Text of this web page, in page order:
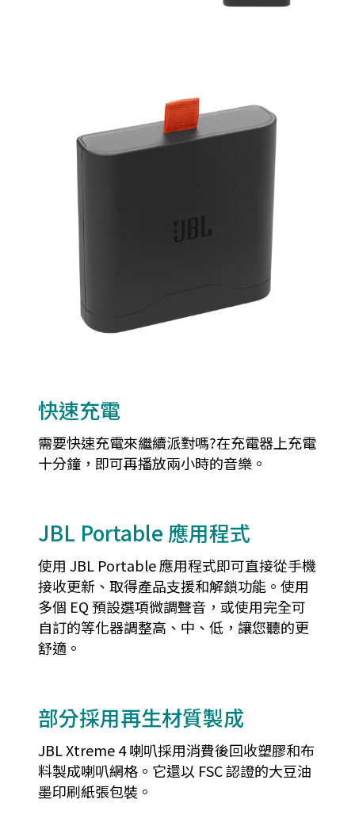
快速充電
需要快速充電來繼續派對嗎?在充電器上充電
十分鐘，即可再播放兩小時的音樂。
JBL Portable 應用程式
使用 JBL Portable 應用程式即可直接從手機
接收更新、取得產品支援和解鎖功能。使用
多個 EQ 預設選項微調聲音，或使用完全可
自訂的等化器調整高、中、低，讓您聽的更
舒適。
部分採用再生材質製成
JBL Xtreme 4 喇叭採用消費後回收塑膠和布
料製成喇叭網格。它還以 FSC 認證的大豆油
墨印刷紙張包裝。